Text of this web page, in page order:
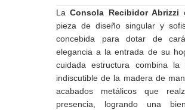
LaConsola Recibidor Abrizzi
pieza de diseño singular y
concebida para dotar de
elegancia a la entrada de su
cuidada estructura combina la
indiscutible de la madera de
acabados metálicos que
presencia, logrando una